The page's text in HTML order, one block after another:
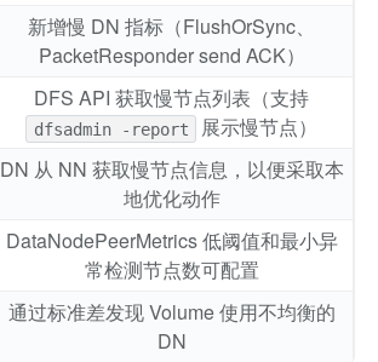
新增慢 DN 指标（FlushOrSync、
PacketResponder send ACK）
DFS API 获取慢节点列表（支持
dfsadmin -report
展示慢节点）
DN 从 NN 获取慢节点信息，以便采取本
地优化动作
DataNodePeerMetrics 低阈值和最小异
常检测节点数可配置
通过标准差发现 Volume 使用不均衡的
DN